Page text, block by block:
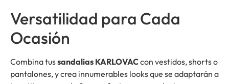
Versatilidad para Cada
Ocasión
Combina tussandalias KARLOVACcon vestidos, shorts o
pantalones, y crea innumerables looks que se adaptarán a